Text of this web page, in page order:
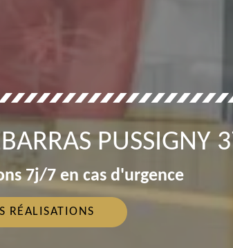
PUSSIGNY
7j/7 en cas d'urgence
RÉALISATIONS